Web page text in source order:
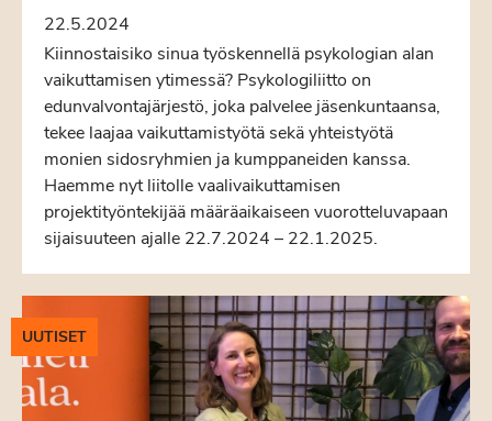
22.5.2024
Kiinnostaisiko sinua työskennellä psykologian alan
vaikuttamisen ytimessä? Psykologiliitto on
edunvalvontajärjestö, joka palvelee jäsenkuntaansa,
tekee laajaa vaikuttamistyötä sekä yhteistyötä
monien sidosryhmien ja kumppaneiden kanssa.
Haemme nyt liitolle vaalivaikuttamisen
projektityöntekijää määräaikaiseen vuorotteluvapaan
sijaisuuteen ajalle 22.7.2024 – 22.1.2025.
UUTISET